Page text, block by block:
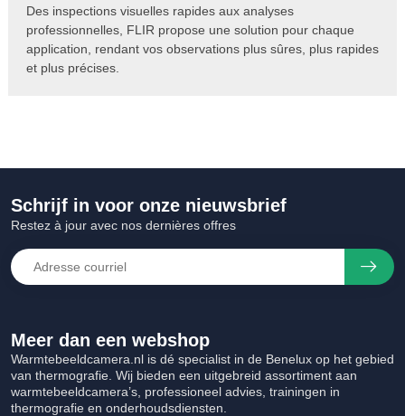
Des inspections visuelles rapides aux analyses
professionnelles, FLIR propose une solution pour chaque
application, rendant vos observations plus sûres, plus rapides
et plus précises.
Meer dan een webshop
Warmtebeeldcamera.nl is dé specialist in de Benelux op het gebied
van thermografie. Wij bieden een uitgebreid assortiment aan
warmtebeeldcamera’s, professioneel advies, trainingen in
thermografie en onderhoudsdiensten.
Schrijf in voor onze nieuwsbrief
Restez à jour avec nos dernières offres